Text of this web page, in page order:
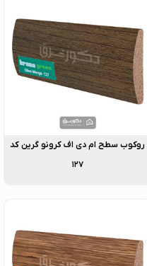
روکوب سطح ام دی اف کرونو گرین کد
۱۲۷